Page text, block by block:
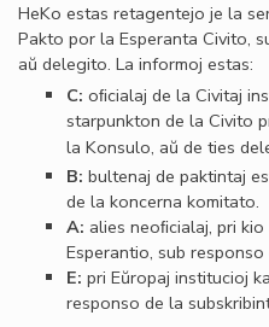
HeKo estas retagentejo je la
Pakto por la Esperanta Civito,
aŭ delegito. La informoj estas:
C: oﬁcialaj de la Civitaj
starpunkton de la Civito
la Konsulo, aŭ de ties
B: bultenaj de paktintaj
de la koncerna komitato.
A: alies neoﬁcialaj, pri
Esperantio, sub
E: pri Eŭropaj institucioj
responso de la